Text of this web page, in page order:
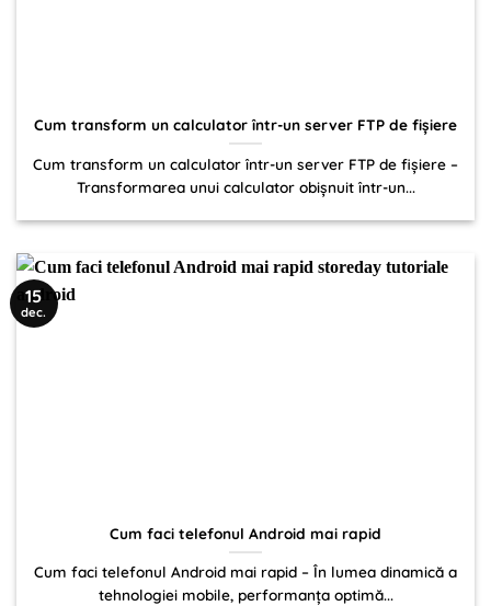
Cum transform un calculator într-un server FTP de fișiere
Cum transform un calculator într-un server FTP de fișiere –
Transformarea unui calculator obișnuit într-un...
Cum faci telefonul Android mai rapid
Cum faci telefonul Android mai rapid – În lumea dinamică a
tehnologiei mobile, performanța optimă...
15
dec.